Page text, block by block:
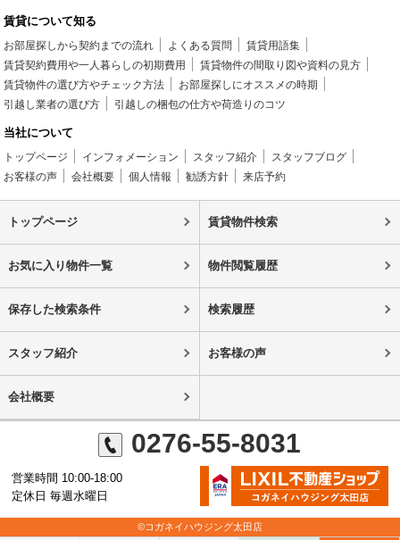
賃貸について知る
お部屋探しから契約までの流れ よくある質問
賃貸用語集
賃貸契約費用や一人暮らしの初期費用
賃貸物件の間取り図や資料の見方
賃貸物件の選び方やチェック方法
お部屋探しにオススメの時期
引越し業者の選び方
引越しの梱包の仕方や荷造りのコツ
当社について
トップページ インフォメーション スタッフ紹介
スタッフブログ
お客様の声
会社概要 個人情報 勧誘方針 来店予約
トップページ 賃貸物件検索
お気に入り物件一覧 物件閲覧履歴
保存した検索条件 検索履歴
スタッフ紹介 お客様の声
会社概要
0276-55-8031
営業時間 10:00-18:00
定休日 毎週水曜日
©コガネイハウジング太田店